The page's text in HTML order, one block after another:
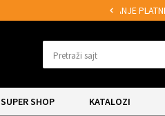
Pretraži sajt
SUPER SHOP KATALOZI